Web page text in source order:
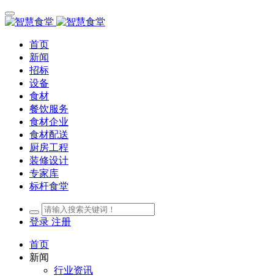
首页
新闻
招标
设备
食材
餐饮服务
食材企业
食材配送
厨房工程
装修设计
专家库
标杆食堂
登录 注册
首页
新闻
行业资讯